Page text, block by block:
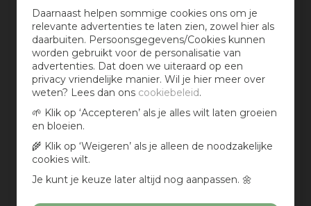
Daarnaast helpen sommige cookies ons om je
relevante advertenties te laten zien, zowel hier als
daarbuiten. Persoonsgegevens/Cookies kunnen
worden gebruikt voor de personalisatie van
advertenties. Dat doen we uiteraard op een
privacy vriendelijke manier. Wil je hier meer over
weten? Lees dan ons cookiebeleid.
🌱 Klik op ‘Accepteren’ als je alles wilt laten groeien
en bloeien.
🌾 Klik op ‘Weigeren’ als je alleen de noodzakelijke
cookies wilt.
Je kunt je keuze later altijd nog aanpassen. 🌼
Mijn ervaring in één zin:*
Jouw mening over dit product: